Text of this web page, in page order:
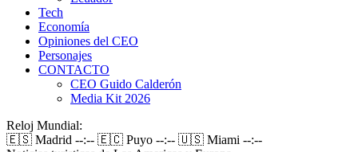
Tech
Economía
Opiniones del CEO
Personajes
CONTACTO
CEO Guido Calderón
Media Kit 2026
Reloj Mundial:
🇪🇸 Madrid --:-- 🇪🇨 Puyo --:-- 🇺🇸 Miami --:--